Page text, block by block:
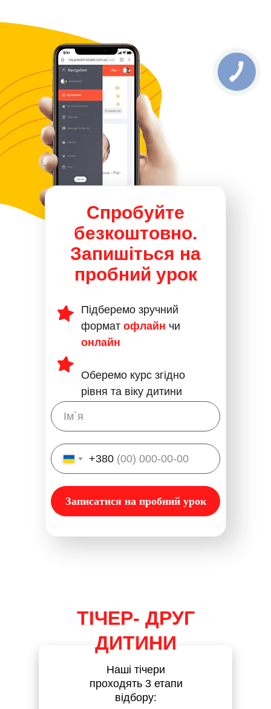
Підберемо зручний
формат офлайн чи
онлайн
Оберемо курс згідно
рівня та віку дитини
+380
Записатися на пробний урок
Спробуйте
безкоштовно.
Запишіться на
пробний урок
ТІЧЕР- ДРУГ
ДИТИНИ
Наші тічери
проходять 3 етапи
відбору:
КНОПКА
ЗВ'ЯЗКУ